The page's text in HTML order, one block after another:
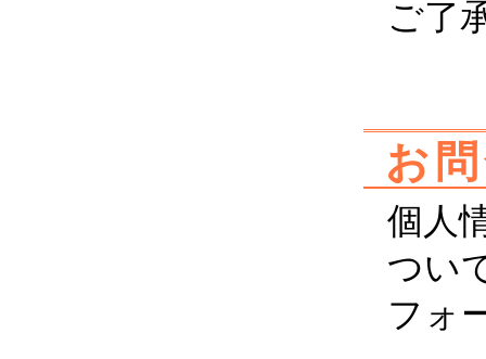
ご了
お
個人
つい
フォ